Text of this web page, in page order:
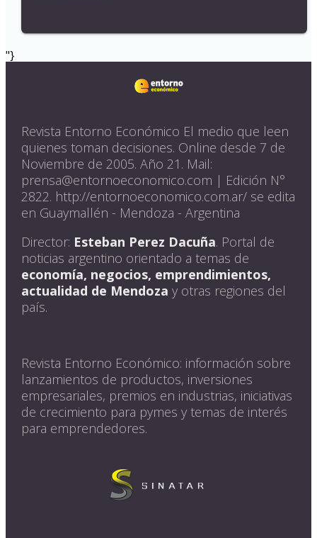
"}
Revista Entorno Económico El medio que leen
quienes toman decisiones. Online desde 7 de
Noviembre de 2005. Año 21. Mail:
prensa@entornoeconomico.com | Edición N°
2822. http://entornoeconomico.com.ar/ se edita
en Guaymallén - Mendoza - Argentina
Director: Esteban Perez Dacuña. Portal de
noticias argentino orientado a temas de
economía, negocios, emprendimientos,
actualidad de Mendoza y otras regiones del
país.
Revista Entorno Económico: información sobre
lanzamientos de productos, inversiones
empresariales, premios en industrias, iniciativas
de crecimiento para pymes y temas de interés
para emprendedores.